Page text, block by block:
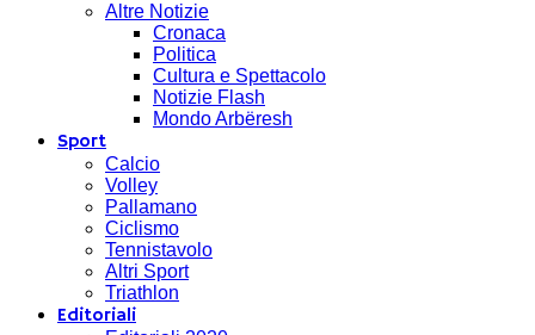
Altre Notizie
Cronaca
Politica
Cultura e Spettacolo
Notizie Flash
Mondo Arbëresh
Sport
Calcio
Volley
Pallamano
Ciclismo
Tennistavolo
Altri Sport
Triathlon
Editoriali